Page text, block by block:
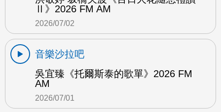
Ⅱ》2026 FM AM
2026/07/02
音樂沙拉吧
吳宜臻《托爾斯泰的歌單》2026 FM
AM
2026/07/01